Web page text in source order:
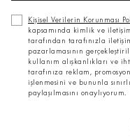
Kişisel Verilerin Korunması
kapsamında kimlik ve
tarafından tarafınızla
pazarlamasının
kullanım alışkanlıkları ve
tarafınıza reklam,
işlenmesini ve bununla
paylaşılmasını onaylıyorum.